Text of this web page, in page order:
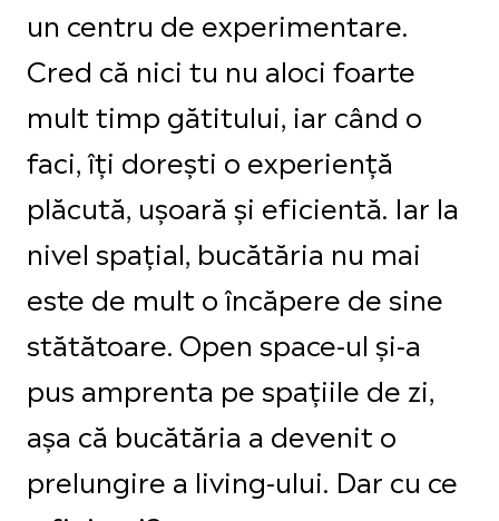
un centru de experimentare.
Cred că nici tu nu aloci foarte
mult timp gătitului, iar când o
faci, îți dorești o experiență
plăcută, ușoară și eficientă. Iar la
nivel spațial, bucătăria nu mai
este de mult o încăpere de sine
stătătoare. Open space-ul și-a
pus amprenta pe spațiile de zi,
așa că bucătăria a devenit o
prelungire a living-ului. Dar cu ce